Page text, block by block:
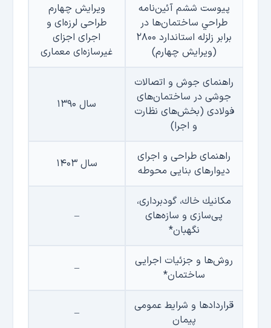
پیوست ششم آئین‌نامه
طراحي ساختمان‌ها در
برابر زلزله استاندارد ۲۸۰۰
(ويرايش چهارم)
ویرایش چهارم
طراحی لرزه‌ای و
اجرای اجزای
غیرسازه‌ای معماری
راهنمای جوش و اتصالات
جوشی در ساختمان‌های
فولادی (بخش‌های نظارت
و اجرا)
سال ۱۳۹۰
راهنمای طراحی و اجرای
دیوارهای بنایی محوطه
سال ۱۴۰۳
مكانيك خاك، گودبرداری،
پی‌سازی و سازه‌های
نگهبان*
–
روش‌ها و جزئيات اجرايی
ساختمان*
–
قراردادها و شرایط عمومی
پیمان
–